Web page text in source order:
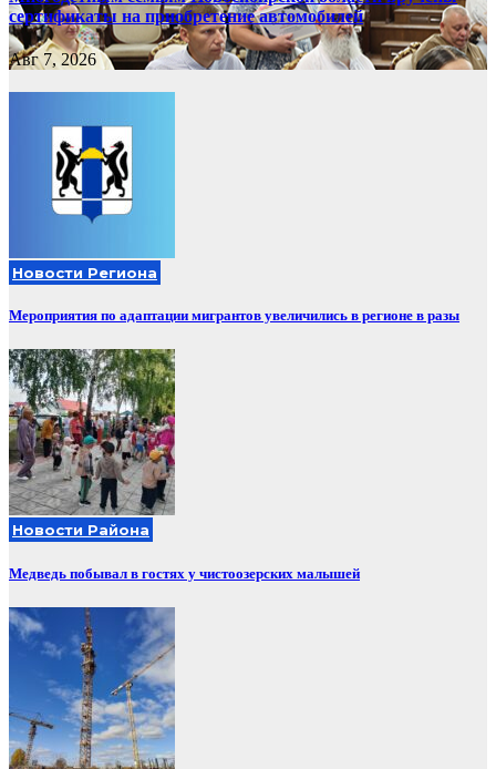
сертификаты на приобретение автомобилей
Авг 7, 2026
Новости Региона
Мероприятия по адаптации мигрантов увеличились в регионе в разы
Новости Района
Медведь побывал в гостях у чистоозерских малышей